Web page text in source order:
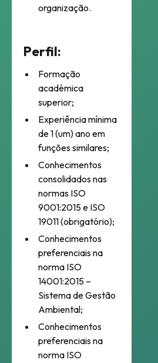
organização.
Perfil:
Formação
académica
superior;
Experiência mínima
de 1 (um) ano em
funções similares;
Conhecimentos
consolidados nas
normas ISO
9001:2015 e ISO
19011 (obrigatório);
Conhecimentos
preferenciais na
norma ISO
14001:2015 –
Sistema de Gestão
Ambiental;
Conhecimentos
preferenciais na
norma ISO